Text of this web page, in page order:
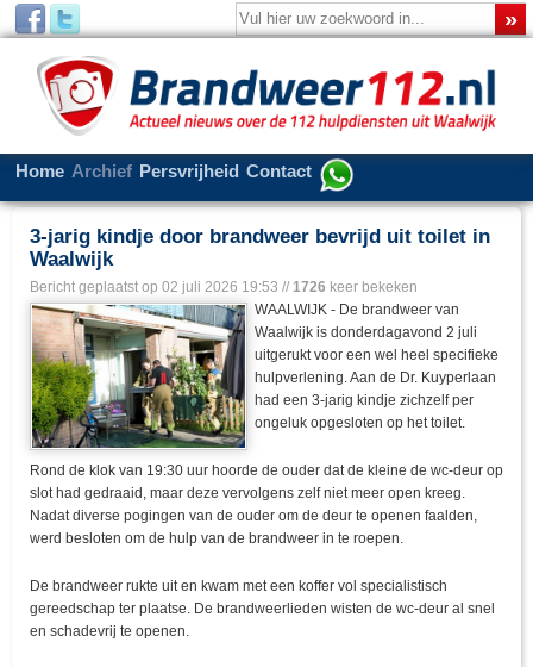
Home Archief Persvrijheid Contact
3-jarig kindje door brandweer bevrijd uit toilet in
Waalwijk
Bericht geplaatst op 02 juli 2026 19:53 // 1726 keer bekeken
WAALWIJK - De brandweer van
Waalwijk is donderdagavond 2 juli
uitgerukt voor een wel heel specifieke
hulpverlening. Aan de Dr. Kuyperlaan
had een 3-jarig kindje zichzelf per
ongeluk opgesloten op het toilet.
Rond de klok van 19:30 uur hoorde de ouder dat de kleine de wc-deur op
slot had gedraaid, maar deze vervolgens zelf niet meer open kreeg.
Nadat diverse pogingen van de ouder om de deur te openen faalden,
werd besloten om de hulp van de brandweer in te roepen.
De brandweer rukte uit en kwam met een koffer vol specialistisch
gereedschap ter plaatse. De brandweerlieden wisten de wc-deur al snel
en schadevrij te openen.